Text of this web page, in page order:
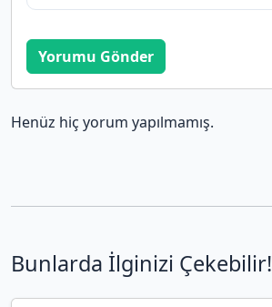
Yorumu Gönder
Henüz hiç yorum yapılmamış.
Bunlarda İlginizi Çekebilir!